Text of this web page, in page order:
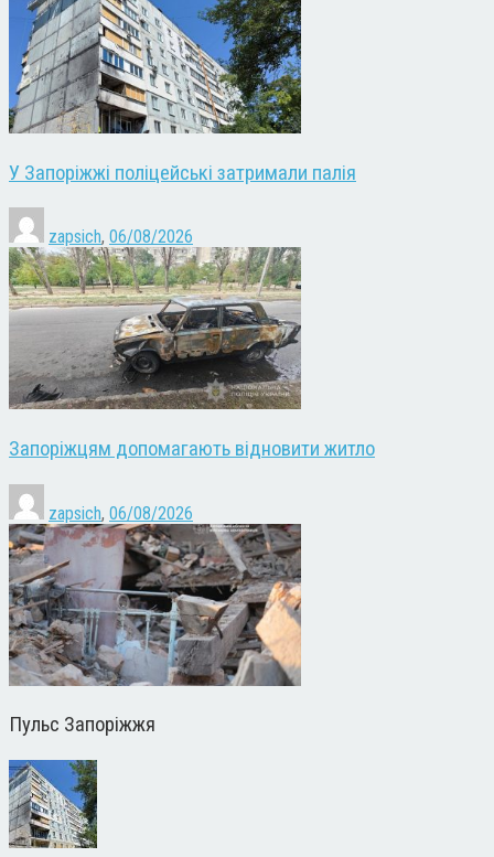
У Запоріжжі поліцейські затримали палія
zapsich, 06/08/2026
Запоріжцям допомагають відновити житло
zapsich, 06/08/2026
Пульс Запоріжжя